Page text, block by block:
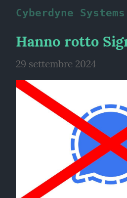
Cyberdyne Systems
Hanno rotto
29 settembre 2024